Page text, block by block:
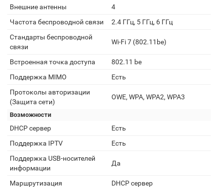
Внешние антенны
4
Частота беспроводной связи
2.4 ГГц, 5 ГГц, 6 ГГц
Стандарты беспроводной
связи
Wi-Fi 7 (802.11be)
Встроенная точка доступа
802.11 be
Поддержка MIMO
Есть
Протоколы авторизации
(Защита сети)
OWE, WPA, WPA2, WPA3
Возможности
DHCP сервер
Есть
Поддержка IPTV
Есть
Поддержка USB-носителей
информации
Да
Маршрутизация
DHCP сервер